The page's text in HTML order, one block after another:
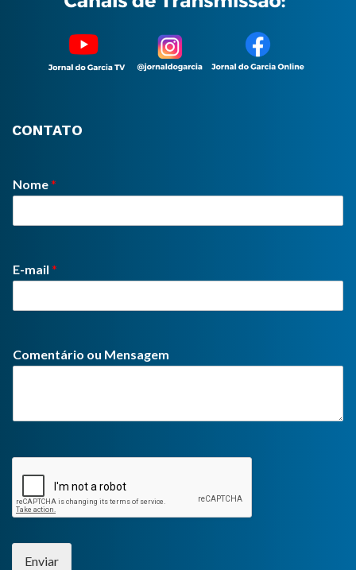
CONTATO
Nome*
E-mail *
Comentário ou Mensagem
Enviar